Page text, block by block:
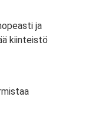
ja
kiinteistö